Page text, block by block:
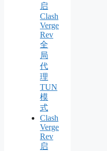
启
Clash
Verge
Rev
全
局
代
理
TUN
模
式
Clash
Verge
Rev
启